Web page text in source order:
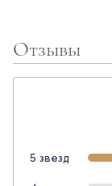
Отзывы
5 звезд